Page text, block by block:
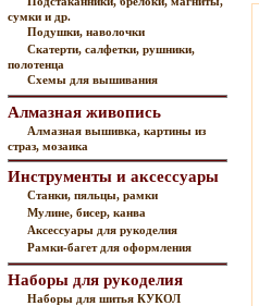
сумки и др.
Подушки, наволочки
Скатерти, салфетки, рушники,
полотенца
Схемы для вышивания
Алмазная живопись
Алмазная вышивка, картины из
страз, мозаика
Инструменты и аксессуары
Станки, пяльцы, рамки
Мулине, бисер, канва
Аксессуары для рукоделия
Рамки-багет для оформления
Наборы для рукоделия
Наборы для шитья КУКОЛ